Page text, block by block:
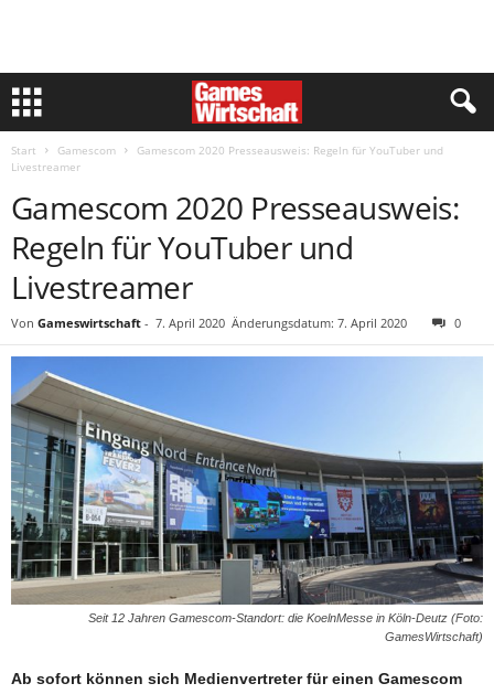
Start Gamescom
Gamescom 2020 Presseausweis: Regeln für YouTuber und
Livestreamer
Gamescom 2020 Presseausweis:
Regeln für YouTuber und
Livestreamer
Von Gameswirtschaft - 7. April 2020 Änderungsdatum: 7. April 2020 0
Seit 12 Jahren Gamescom-Standort: die KoelnMesse in Köln-Deutz (Foto:
GamesWirtschaft)
Ab sofort können sich Medienvertreter für einen Gamescom